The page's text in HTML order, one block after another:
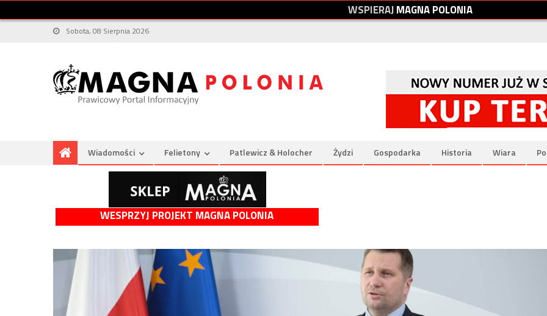
WSPIERAJMAGNAPOLONIA
Sobota, 08 Sierpnia 2026
Wiadomości Felietony Patlewicz & Holocher Żydzi Gospodarka Historia Wiara
WESPRZYJ PROJEKT MAGNA POLONIA